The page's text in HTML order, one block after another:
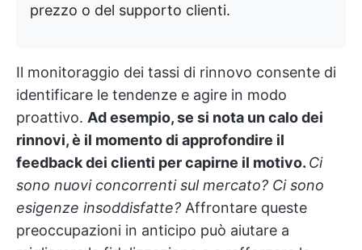
prezzo o del supporto clienti.
Il monitoraggio dei tassi di rinnovo consente di
identificare le tendenze e agire in modo
proattivo. Ad esempio, se si nota un calo dei
rinnovi, è il momento di approfondire il
feedback dei clienti per capirne il motivo. Ci
sono nuovi concorrenti sul mercato? Ci sono
esigenze insoddisfatte? Affrontare queste
preoccupazioni in anticipo può aiutare a